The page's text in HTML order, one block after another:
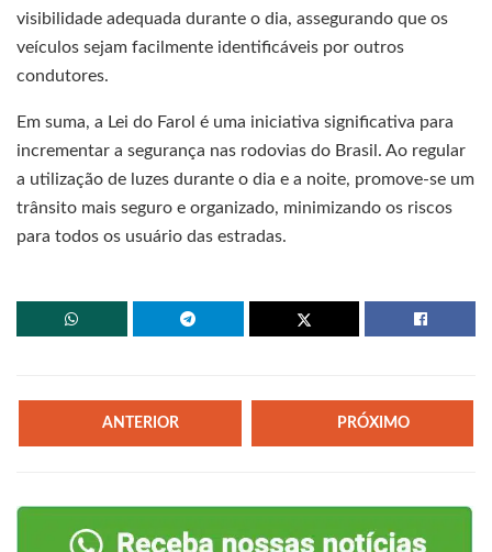
visibilidade adequada durante o dia, assegurando que os
veículos sejam facilmente identificáveis por outros
condutores.
Em suma, a Lei do Farol é uma iniciativa significativa para
incrementar a segurança nas rodovias do Brasil. Ao regular
a utilização de luzes durante o dia e a noite, promove-se um
trânsito mais seguro e organizado, minimizando os riscos
para todos os usuário das estradas.
ANTERIOR PRÓXIMO